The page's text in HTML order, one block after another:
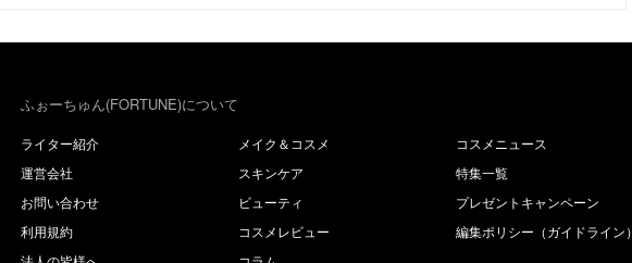
ふぉーちゅん(FORTUNE)について
ライター紹介
運営会社
お問い合わせ
利用規約
メイク＆コスメ
スキンケア
ビューティ
コスメレビュー
コスメニュース
特集一覧
プレゼントキャンペーン
編集ポリシー（ガイドライン）